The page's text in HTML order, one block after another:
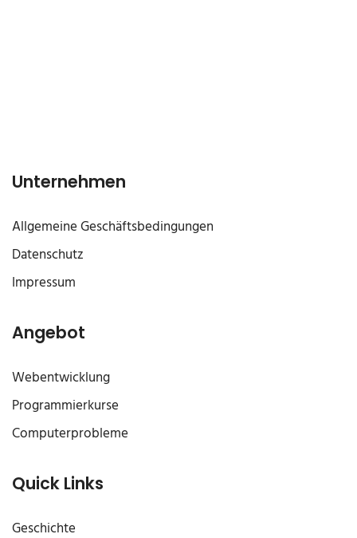
Unternehmen
Allgemeine Geschäftsbedingungen
Datenschutz
Impressum
Angebot
Webentwicklung
Programmierkurse
Computerprobleme
Quick Links
Geschichte